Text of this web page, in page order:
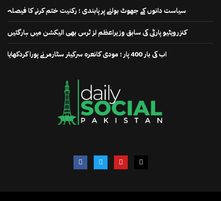
سیاست دانوں کے جھوٹ بولنے پر پابندی ؛ رکنیت ختم کرنے کا فیصلہ
کنزرویٹیو پارٹی کی سابق وزیراعظم لز ٹرس بھی الیکشن میں ہارگئیں
اب کی بار 400 پار ؛ مودی کانعرہ سرکیئر سٹارمر نے پورا کردکھایا